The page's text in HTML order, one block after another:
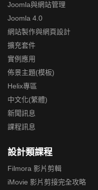
Joomla與網站管理
Joomla 4.0
網站製作與網頁設計
擴充套件
實例應用
佈景主題(模板)
Helix專區
中文化(繁體)
新聞訊息
課程訊息
設計類課程
Filmora 影片剪輯
iMovie 影片剪接完全攻略